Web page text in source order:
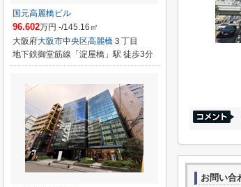
お問い合
国元高麗橋ビル
96.602万円 -/145.16㎡
大阪府大阪市中央区高麗橋 ３丁目
地下鉄御堂筋線「淀屋橋」駅 徒歩3分